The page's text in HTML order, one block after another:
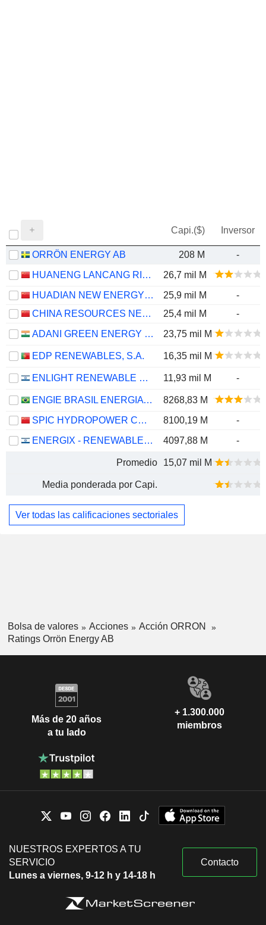
Capi.($) Inversor
ORRÖN ENERGY AB 208 M
-
HUANENG LANCANG RIVER HYDROPOWER INC.
26,7 mil M
HUADIAN NEW ENERGY GROUP CORPORATION LIMITED
25,9 mil M
-
CHINA RESOURCES NEW ENERGY HOLDINGS COMPANY LIMITED
25,4 mil M
-
ADANI GREEN ENERGY LIMITED
23,75 mil M
EDP RENEWABLES, S.A. 16,35 mil M
ENLIGHT RENEWABLE ENERGY LTD 11,93 mil M -
ENGIE BRASIL ENERGIA S.A.
8268,83 M
SPIC HYDROPOWER CO., LTD.
8100,19 M
-
ENERGIX - RENEWABLE ENERGIES LTD.
4097,88 M -
Promedio 15,07 mil M
Media ponderada por Capi.
Ver todas las calificaciones sectoriales
Bolsa de valores Acciones
Acción ORRON
Ratings Orrön Energy AB
Más de 20 años
a tu lado
+ 1.300.000
miembros
NUESTROS EXPERTOS A TU
SERVICIO
Lunes a viernes, 9-12 h y 14-18 h
Contacto